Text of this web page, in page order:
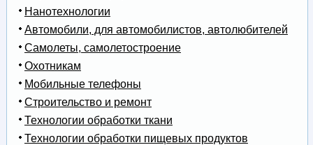
Нанотехнологии
Автомобили, для автомобилистов, автолюбителей
Самолеты, самолетостроение
Охотникам
Мобильные телефоны
Строительство и ремонт
Технологии обработки ткани
Технологии обработки пищевых продуктов